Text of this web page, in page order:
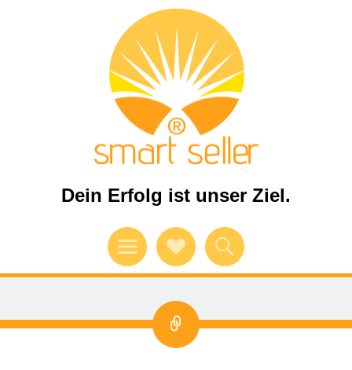
Dein Erfolg ist unser Ziel.
Menü
Verweise
Soziale
Suchen
Link